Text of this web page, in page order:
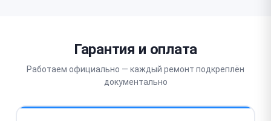
Гарантия и оплата
Работаем официально — каждый ремонт подкреплён
документально